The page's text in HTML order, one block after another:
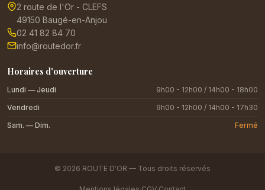
2 route de l'Or - CLEFS
49150 Baugé-en-Anjou
02 41 82 84 70
info@routedor.fr
Horaires d'ouverture
Lundi — Jeudi
9h00 - 12h00 / 14h00 - 18h00
Vendredi
9h00 - 12h00 / 14h00 - 17h30
Sam. — Dim.
Fermé
© 2026 ROUTE D'OR — Tous droits réservés